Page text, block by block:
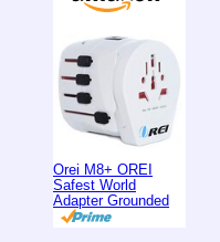
Orei M8+ OREI
Safest World
Adapter Grounded